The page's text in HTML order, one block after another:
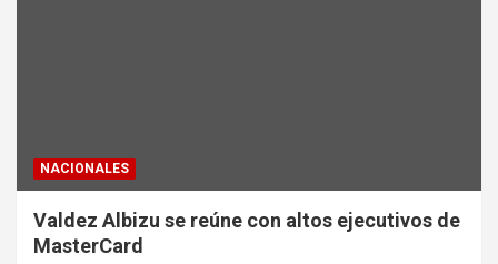
NACIONALES
Valdez Albizu se reúne con altos ejecutivos de
MasterCard